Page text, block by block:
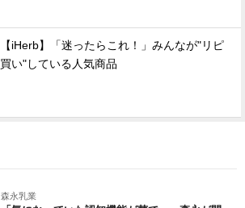
【iHerb】「迷ったらこれ！」みんなが"リピ
買い"している人気商品
森永乳業